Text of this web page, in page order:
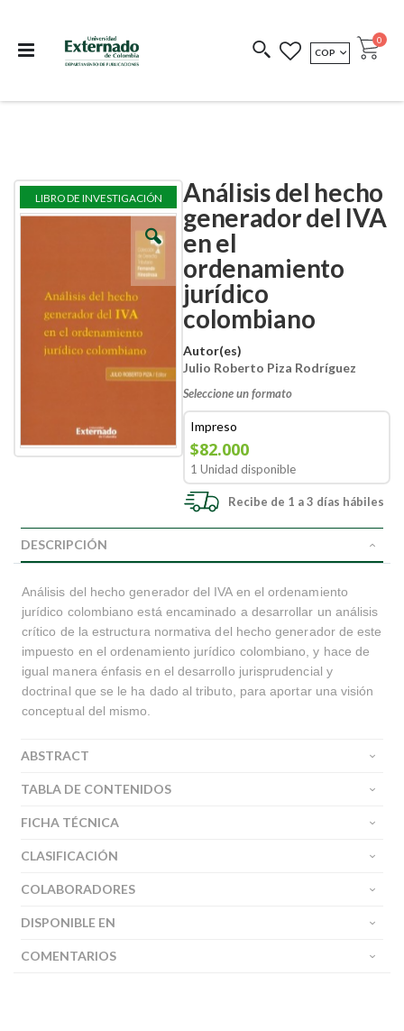
COEDICIONES REDIMIR CÓDIGO
MONEDA
COP Cart
0
Análisis del hecho
generador del IVA
en el
ordenamiento
jurídico
colombiano
Autor(es)
Julio Roberto Piza Rodríguez
Seleccione un formato
Impreso
$82.000
1 Unidad disponible
Recibe de 1 a 3 días hábiles
Skip
the
gallery
Skip
the
gallery
LIBRO DE INVESTIGACIÓN
DESCRIPCIÓN
Análisis del hecho generador del IVA en el ordenamiento
jurídico colombiano está encaminado a desarrollar un análisis
crítico de la estructura normativa del hecho generador de este
impuesto en el ordenamiento jurídico colombiano, y hace de
igual manera énfasis en el desarrollo jurisprudencial y
doctrinal que se le ha dado al tributo, para aportar una visión
conceptual del mismo.
ABSTRACT
TABLA DE CONTENIDOS
FICHA TÉCNICA
CLASIFICACIÓN
COLABORADORES
DISPONIBLE EN
COMENTARIOS